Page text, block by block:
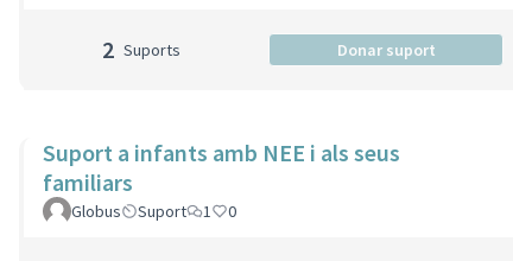
2 Suports Donar suport
Suport a infants amb NEE i als seus
familiars
Globus Suport 1 0